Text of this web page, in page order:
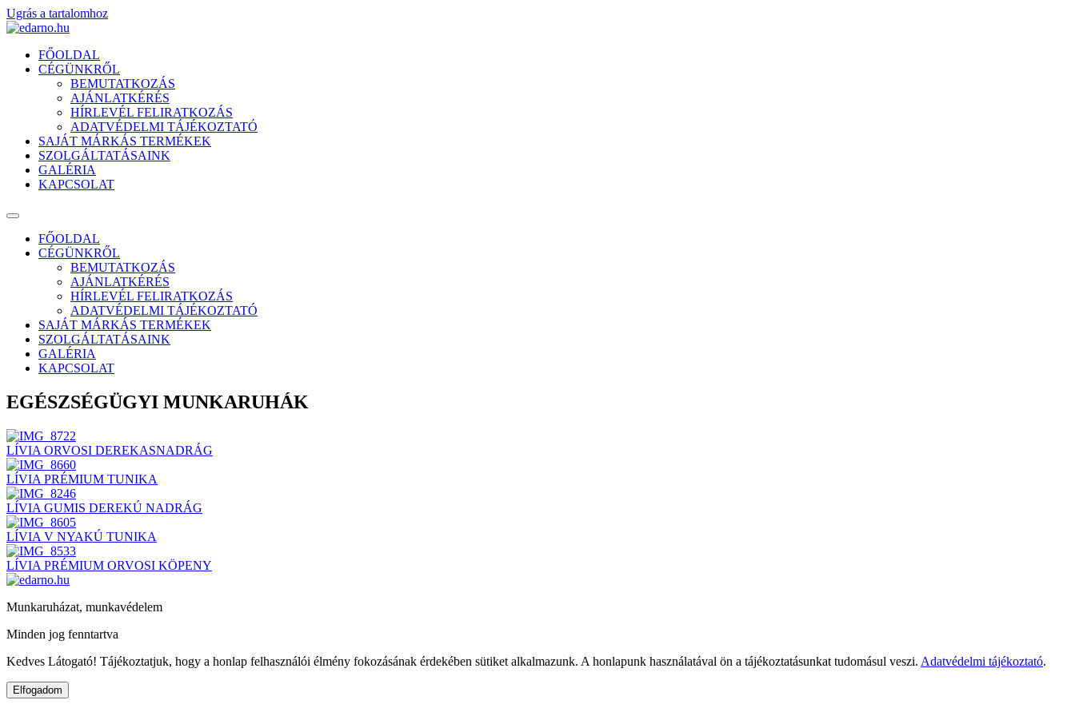
Ugrás a tartalomhoz
FŐOLDAL
CÉGÜNKRŐL
BEMUTATKOZÁS
AJÁNLATKÉRÉS
HÍRLEVÉL FELIRATKOZÁS
ADATVÉDELMI TÁJÉKOZTATÓ
SAJÁT MÁRKÁS TERMÉKEK
SZOLGÁLTATÁSAINK
GALÉRIA
KAPCSOLAT
FŐOLDAL
CÉGÜNKRŐL
BEMUTATKOZÁS
AJÁNLATKÉRÉS
HÍRLEVÉL FELIRATKOZÁS
ADATVÉDELMI TÁJÉKOZTATÓ
SAJÁT MÁRKÁS TERMÉKEK
SZOLGÁLTATÁSAINK
GALÉRIA
KAPCSOLAT
EGÉSZSÉGÜGYI MUNKARUHÁK
LÍVIA ORVOSI DEREKASNADRÁG
LÍVIA PRÉMIUM TUNIKA
LÍVIA GUMIS DEREKÚ NADRÁG
LÍVIA V NYAKÚ TUNIKA
LÍVIA PRÉMIUM ORVOSI KÖPENY
Munkaruházat, munkavédelem
Minden jog fenntartva
Kedves Látogató! Tájékoztatjuk, hogy a honlap felhasználói élmény fokozásának érdekében sütiket alkalmazunk. A honlapunk használatával ön a tájékoztatásunkat tudomásul veszi. Adatvédelmi tájékoztató.
Elfogadom